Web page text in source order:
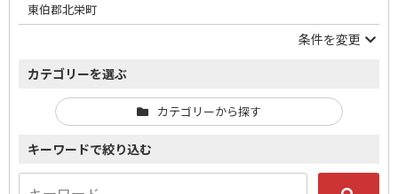
東伯郡北栄町
条件を変更
カテゴリーを選ぶ
カテゴリーから探す
キーワードで絞り込む